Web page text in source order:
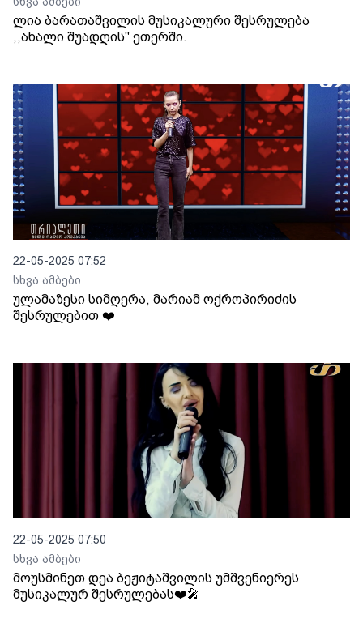
ლია ბარათაშვილის მუსიკალური შესრულება
,,ახალი შუადღის" ეთერში.
22-05-2025 07:52
სხვა ამბები
ულამაზესი სიმღერა, მარიამ ოქროპირიძის
შესრულებით ❤️
22-05-2025 07:50
სხვა ამბები
მოუსმინეთ დეა ბეჟიტაშვილის უმშვენიერეს
მუსიკალურ შესრულებას❤️🎤